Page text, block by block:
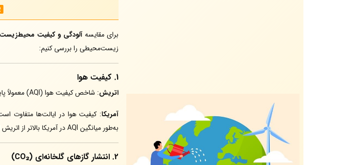
برای مقایسه آلودگی و کیفیت محیط‌زیست
زیست‌محیطی را بررسی کنیم:
1. کیفیت هوا
اتریش: شاخص کیفیت هوا (AQI) معمولاً پایین‌تر از 30 است (یعنی «خوب»).
آمریکا: کیفیت هوا در ایالت‌ها متفاوت
به‌طور میانگین AQI در آمریکا بالاتر از اتریش است (یعنی در محدوده «متوسط»).
2. انتشار گازهای گلخانه‌ای (CO₂)